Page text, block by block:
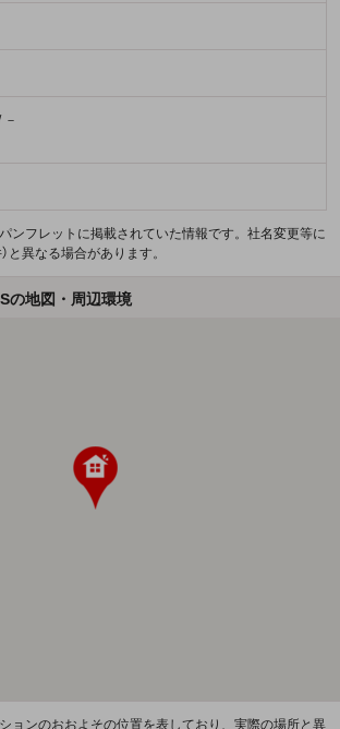
－
ンフレットに掲載されていた情報です。社名変更等に
と異なる場合があります。
の地図・周辺環境
ョンのおおよその位置を表しており、実際の場所と異